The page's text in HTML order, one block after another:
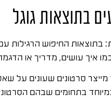
בתוצאות גוגל
בתוצאות החיפוש הרגילות
איך עושים, מדריך או
סרטונים שעונים על
בתחומים שבהם